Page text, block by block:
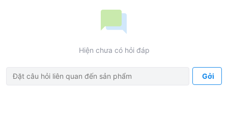
Hiện chưa có hỏi đáp
Gởi